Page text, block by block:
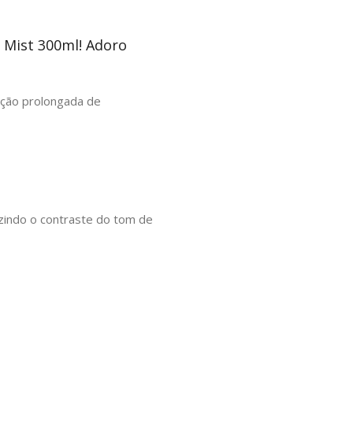
300ml! Adoro
prolongada de
o contraste do tom de